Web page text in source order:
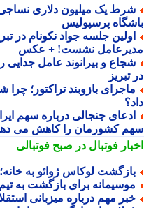
یک میلیون دلاری نساجی
پرسپولیس
جلسه جواد نکونام در
نشست! + عکس
و بیرانوند عامل جدایی
تبریز
بازوبند تراکتور؛ چرا شجاع
جنجالی درباره سهم ایران
کشورمان را کاهش می دهد؟
فوتبال در صبح فوتبالی
لوکاس ژوائو به خانه؛
برای بازگشت به تیم
مهم درباره میزبانی استقلال و